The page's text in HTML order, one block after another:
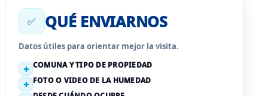
✅ QUÉ ENVIARNOS
Datos útiles para orientar mejor la visita.
COMUNA Y TIPO DE PROPIEDAD
FOTO O VIDEO DE LA HUMEDAD